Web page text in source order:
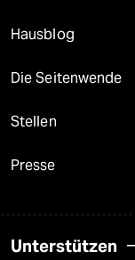
Hausblog
Die Seitenwende
Stellen
Presse
Unterstützen